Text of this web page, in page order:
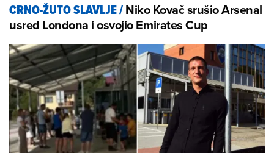
CRNO-ŽUTO SLAVLJE/Niko Kovač srušio Arsenal
usred Londona i osvojio Emirates Cup